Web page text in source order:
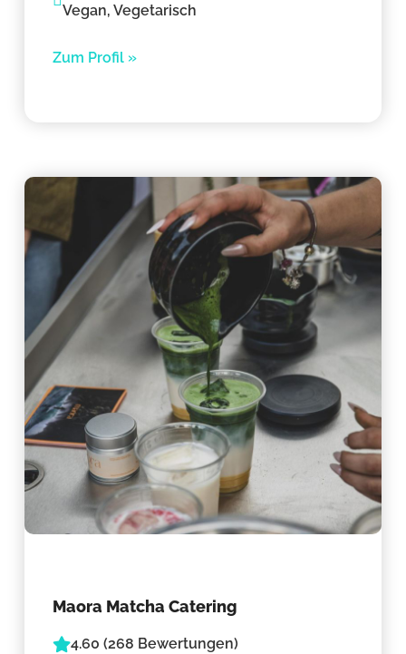
Vegan, Vegetarisch
Zum Profil »
Maora Matcha Catering
4.60 (268 Bewertungen)